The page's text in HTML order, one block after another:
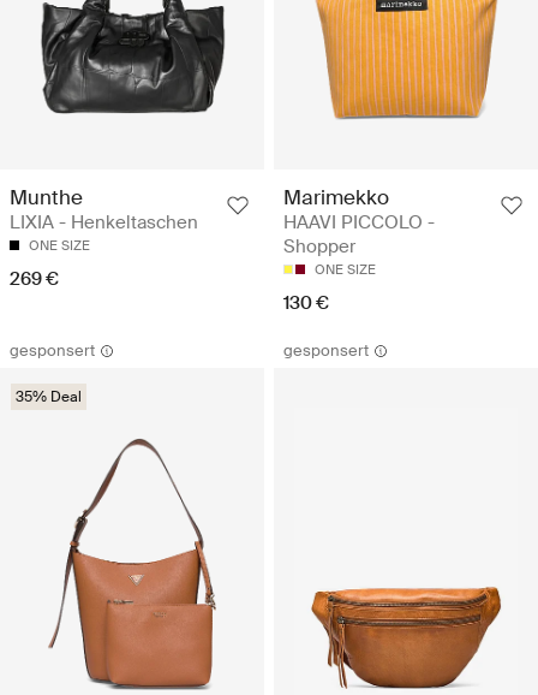
Munthe
LIXIA - Henkeltaschen
ONE SIZE
269 €
Marimekko
HAAVI PICCOLO -
Shopper
ONE SIZE
130 €
gesponsert
35% Deal
gesponsert